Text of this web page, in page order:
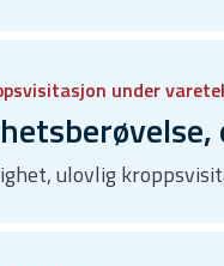
under
ulovlig